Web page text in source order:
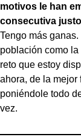
motivos le han
consecutiva
Tengo más
población como
reto que estoy
ahora, de la mejor
poniéndole todo
vez.